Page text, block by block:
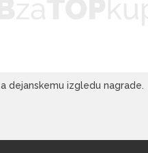
dejanskemu izgledu nagrade.